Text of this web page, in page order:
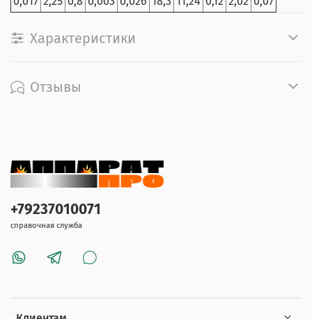
Характеристики
Отзывы
+79237010071
справочная служба